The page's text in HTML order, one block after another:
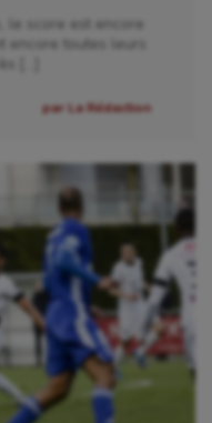
le score est encore
encore toutes leurs
[…]
par La Rédaction